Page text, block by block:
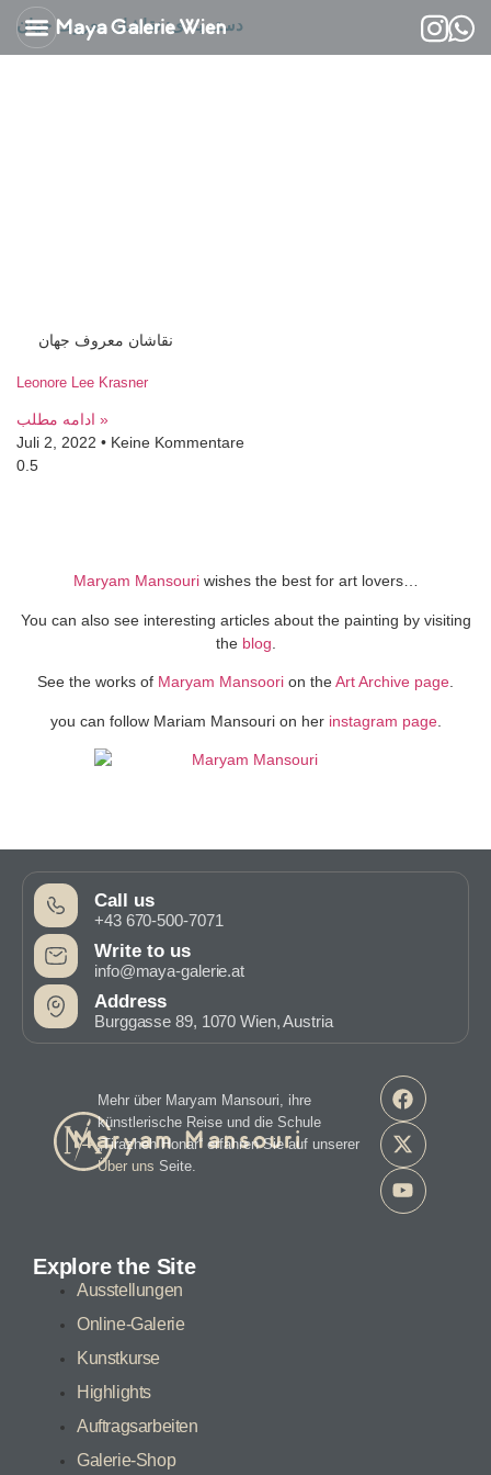
دسته بندی: نقاشان معروف جهان
نقاشان معروف جهان
Leonore Lee Krasner
ادامه مطلب »
Juli 2, 2022
Keine Kommentare
Maryam Mansouriwishes the best for art lovers…
You can also see interesting articles about the painting by visiting
the blog
See the works of Maryam Mansoori on theArt Archive page
you can follow Mariam Mansouri on her instagram page.
Call us
+43 670-500-7071
Write to us
info@maya-galerie.at
Address
Burggasse 89, 1070 Wien, Austria
Mehr über Maryam Mansouri, ihre
künstlerische Reise und die Schule
„Tirazheh Honar“ erfahren Sie auf unserer
Über uns Seite.
Explore the Site
Ausstellungen
Online-Galerie
Kunstkurse
Highlights
Auftragsarbeiten
Galerie-Shop